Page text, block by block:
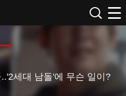
세대 남돌'에 무슨 일이?